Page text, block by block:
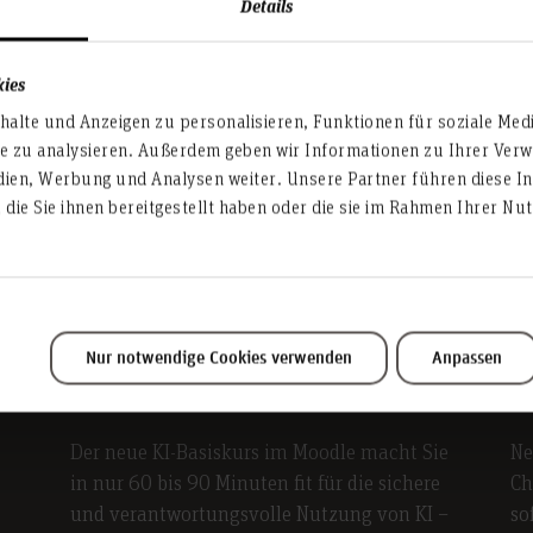
Details
und Anzeigen zu personalisieren, Funktionen für soziale
zu analysieren. Außerdem geben wir Informationen zu Ihrer
Werbung und Analysen weiter. Unsere Partner führen diese
Sie ihnen bereitgestellt haben oder die sie im Rahmen Ihrer
Nur notwendige Cookies verwenden Anpassen
Jetzt neu: KI-Basiskurs im
Moodle
Der neue KI-Basiskurs im Moodle macht Sie
in nur 60 bis 90 Minuten fit für die sichere
und verantwortungsvolle Nutzung von KI –